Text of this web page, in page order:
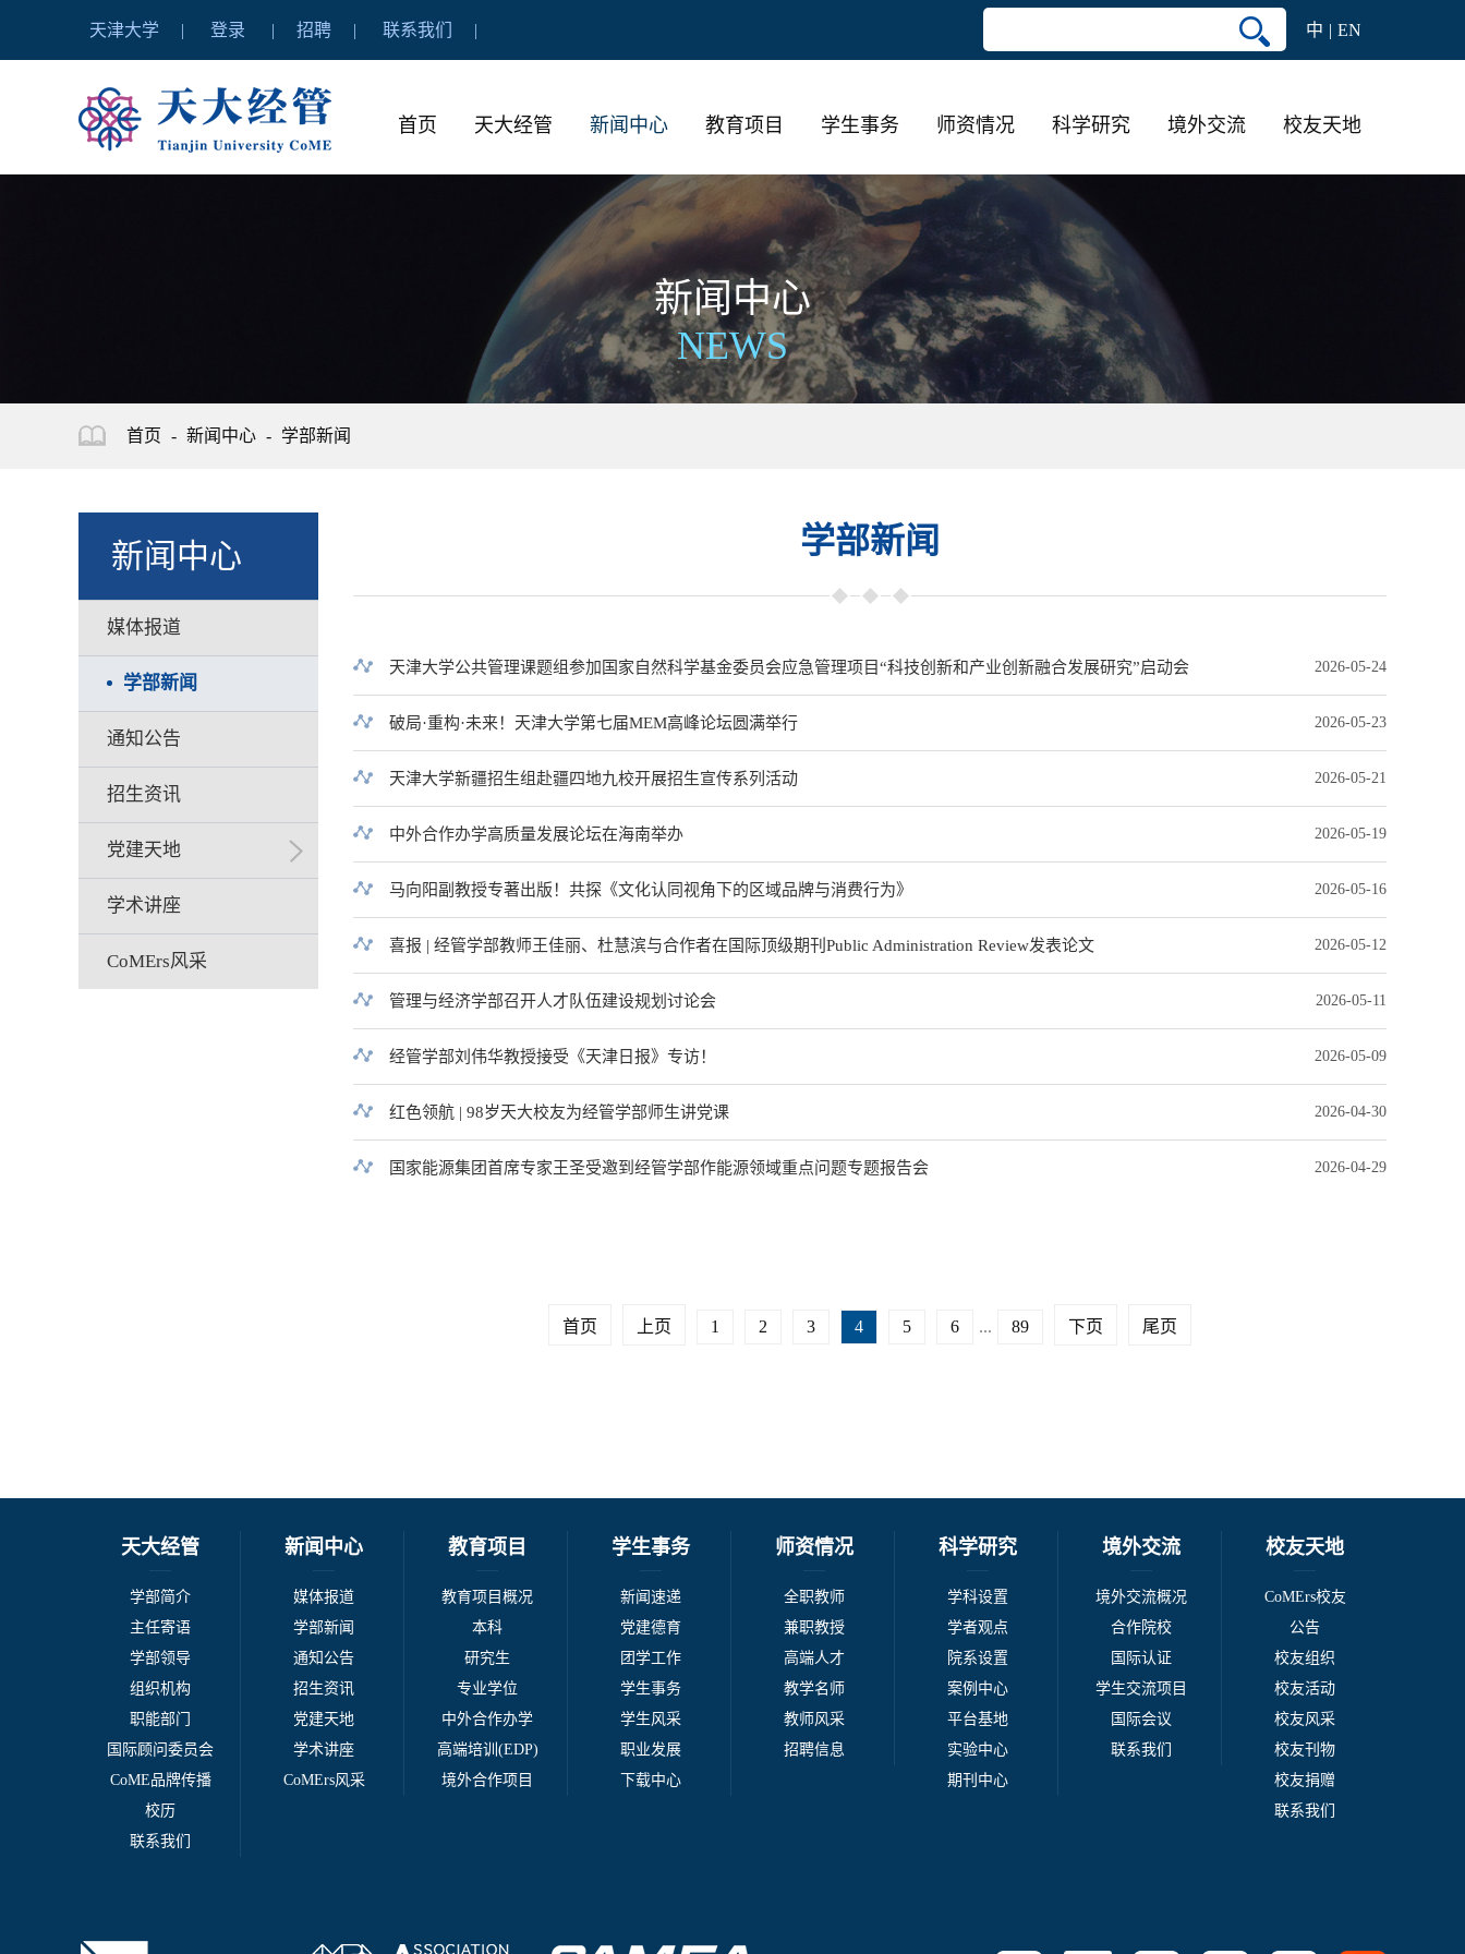
天津大学 登录 招聘 联系我们 中 EN
首页 天大经管 新闻中心 教育项目 学生事务 师资情况 科学研究 境外交流 校友天地
新闻中心
NEWS
首页 - 新闻中心 - 学部新闻
学部新闻
天津大学公共管理课题组参加国家自然科学基金委员会应急管理项目“科技创新和产业创新融合发展研究”启动会 2026-05-24
破局·重构·未来！天津大学第七届MEM高峰论坛圆满举行 2026-05-23
天津大学新疆招生组赴疆四地九校开展招生宣传系列活动 2026-05-21
中外合作办学高质量发展论坛在海南举办 2026-05-19
马向阳副教授专著出版！共探《文化认同视角下的区域品牌与消费行为》 2026-05-16
喜报 | 经管学部教师王佳丽、杜慧滨与合作者在国际顶级期刊Public Administration Review发表论文 2026-05-12
管理与经济学部召开人才队伍建设规划讨论会 2026-05-11
经管学部刘伟华教授接受《天津日报》专访！ 2026-05-09
红色领航 | 98岁天大校友为经管学部师生讲党课 2026-04-30
国家能源集团首席专家王圣受邀到经管学部作能源领域重点问题专题报告会 2026-04-29
首页 上页 1 2 3 4 5 6 ... 89 下页 尾页
新闻中心
媒体报道
学部新闻
通知公告
招生资讯
党建天地
学术讲座
CoMErs风采
天大经管
学部简介
主任寄语
学部领导
组织机构
职能部门
国际顾问委员会
CoME品牌传播
校历
联系我们
新闻中心
媒体报道
学部新闻
通知公告
招生资讯
党建天地
学术讲座
CoMErs风采
教育项目
教育项目概况
本科
研究生
专业学位
中外合作办学
高端培训(EDP)
境外合作项目
学生事务
新闻速递
党建德育
团学工作
学生事务
学生风采
职业发展
下载中心
师资情况
全职教师
兼职教授
高端人才
教学名师
教师风采
招聘信息
科学研究
学科设置
学者观点
院系设置
案例中心
平台基地
实验中心
期刊中心
境外交流
境外交流概况
合作院校
国际认证
学生交流项目
国际会议
联系我们
校友天地
CoMErs校友
公告
校友组织
校友活动
校友风采
校友刊物
校友捐赠
联系我们